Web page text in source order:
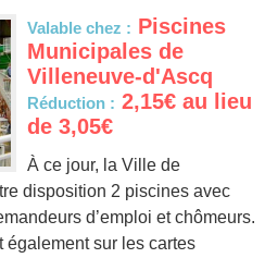
Valable chez : Piscines
Municipales de
Villeneuve-d'Ascq
Réduction : 2,15€ au lieu
de 3,05€
À ce jour, la Ville de
disposition 2 piscines avec
d’emploi et chômeurs.
également sur les cartes